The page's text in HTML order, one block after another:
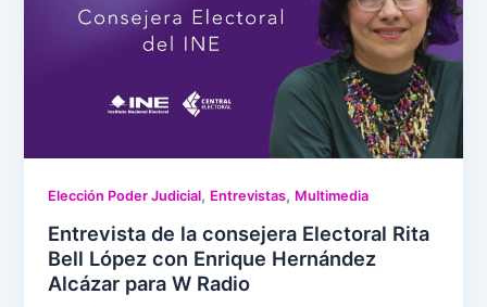
Elección Poder Judicial, Entrevistas, Multimedia
Entrevista de la consejera Electoral Rita
Bell López con Enrique Hernández
Alcázar para W Radio